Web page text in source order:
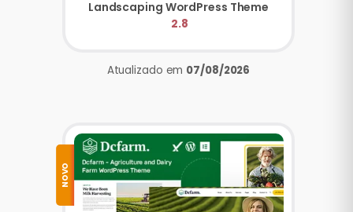
2.8
Atualizado em 07/08/2026
NOVO